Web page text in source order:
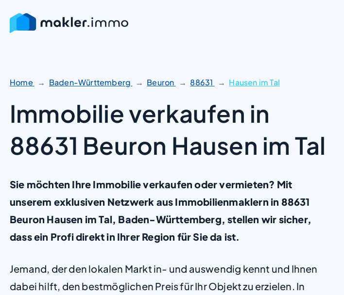
Home Baden-Württemberg Beuron 88631 Hausen im Tal
Immobilie verkaufen in
88631 Beuron Hausen im Tal
Sie möchten Ihre Immobilie verkaufen oder vermieten? Mit
unserem exklusiven Netzwerk aus Immobilienmaklern in 88631
Beuron Hausen im Tal, Baden-Württemberg, stellen wir sicher,
dass ein Profi direkt in Ihrer Region für Sie da ist.
Jemand, der den lokalen Markt in- und auswendig kennt und Ihnen
dabei hilft, den bestmöglichen Preis für Ihr Objekt zu erzielen. In